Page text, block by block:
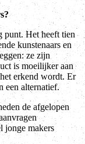
Het heeft tien
kunstenaars en
ze zijn
is moeilijker aan
erkend wordt. Er
een alternatief.
de afgelopen
jonge makers